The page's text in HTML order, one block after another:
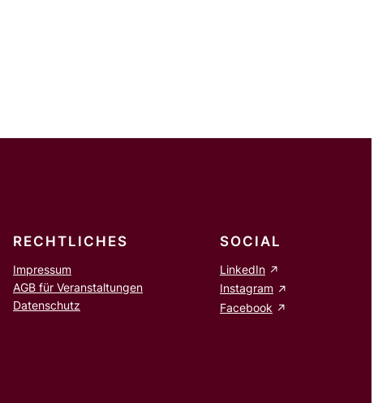
RECHTLICHES
Impressum
AGB für Veranstaltungen
Datenschutz
SOCIAL
LinkedIn
Instagram
Facebook